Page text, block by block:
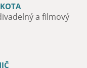
a filmový
skupiny